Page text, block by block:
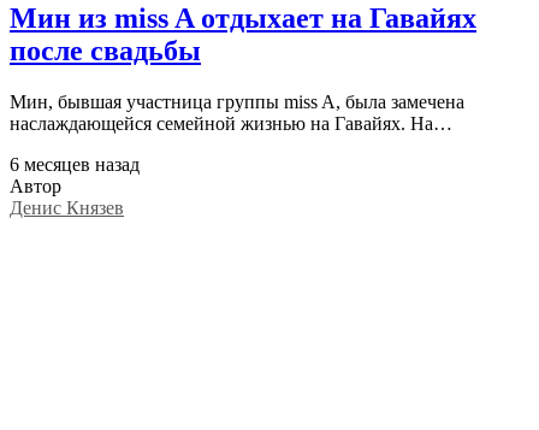
Мин из miss A отдыхает на Гавайях
после свадьбы
Мин, бывшая участница группы miss A, была замечена
наслаждающейся семейной жизнью на Гавайях. На…
6 месяцев назад
Автор
Денис Князев